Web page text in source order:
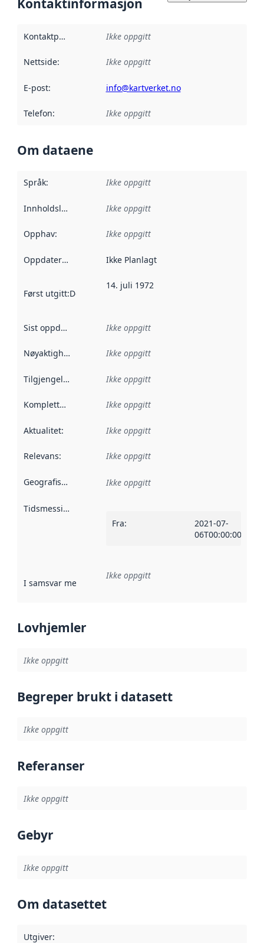
Kontaktinformasjon
Kontaktpunkt Ikke oppgitt
Nettside: Ikke oppgitt
E-post: info@kartverket.no
Telefon: Ikke oppgitt
Om dataene
Språk: Ikke oppgitt
Innholdsleverandører :
Ikke oppgitt
Opphav: Ikke oppgitt
Oppdateringsfrekvens :
Ikke Planlagt
Først utgitt:Denne datoen sier når dataene i dette
14. juli 1972
Sist oppdatert Ikke oppgitt
Nøyaktighet Ikke oppgitt
Tilgjengelighet Ikke oppgitt
Kompletthet Ikke oppgitt
Aktualitet: Ikke oppgitt
Relevans: Ikke oppgitt
Geografisk avgrensning :
Ikke oppgitt
Tidsmessig avgrensning
Fra:
2021-07-
06T00:00:00Z
I samsvar med Referanse til en implementasjonsregel
Ikke oppgitt
Lovhjemler
Ikke oppgitt
Begreper brukt i datasett
Ikke oppgitt
Referanser
Ikke oppgitt
Gebyr
Ikke oppgitt
Om datasettet
Utgiver: